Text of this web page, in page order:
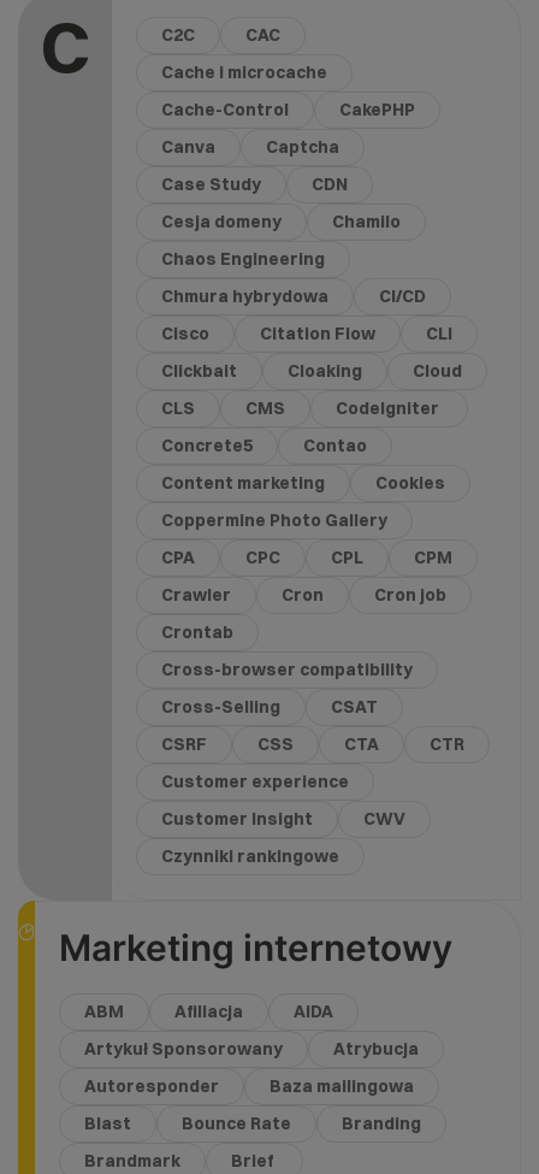
C C2C
CAC
Cache i microcache
Cache-Control
CakePHP
Canva
Captcha
Case Study
CDN
Cesja domeny
Chamilo
Chaos Engineering
Chmura hybrydowa
CI/CD
Cisco
Citation Flow
CLI
Clickbait
Cloaking
Cloud
CLS
CMS
CodeIgniter
Concrete5
Contao
Content marketing
Cookies
Coppermine Photo Gallery
CPA
CPC CPL
CPM
Crawler
Cron
Cron job
Crontab
Cross-browser compatibility
Cross-Selling
CSAT
CSRF
CSS CTA
CTR
Customer experience
Customer Insight
CWV
Czynniki rankingowe
Marketing internetowy
ABM Afiliacja
AIDA
Artykuł Sponsorowany
Atrybucja
Autoresponder
Baza mailingowa
Blast
Bounce Rate
Branding
Brandmark
Brief